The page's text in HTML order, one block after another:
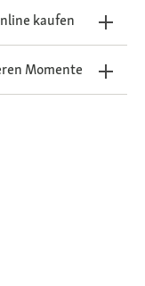
kaufen
Momente